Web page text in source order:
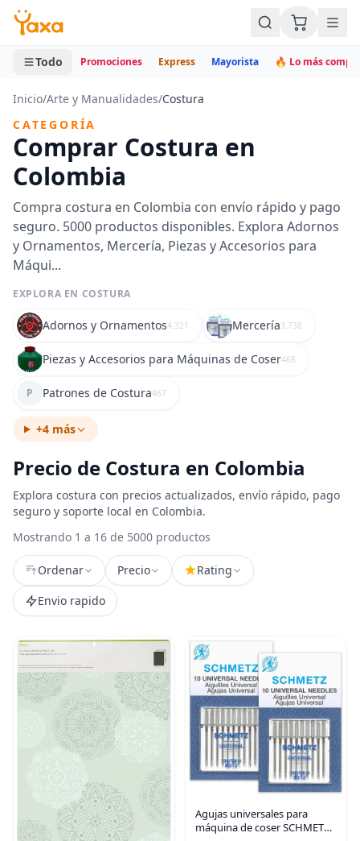
MINI CARRITO
0 productos
Todo Promociones Express Mayorista 🔥 Lo más
Inicio/Arte y Manualidades/Costura
CATEGORÍA
Comprar Costura en
Colombia
Compra costura en Colombia con envío rápido y pago
seguro. 5000 productos disponibles. Explora Adornos
y Ornamentos, Mercería, Piezas y Accesorios para
Máqui...
EXPLORA EN COSTURA
Adornos y Ornamentos4.321 Mercería3.738
Piezas y Accesorios para Máquinas de Coser468
P Patrones de Costura467
+4 más
Precio de Costura en Colombia
Explora costura con precios actualizados, envío rápido, pago
seguro y soporte local en Colombia.
Mostrando 1 a 16 de 5000 productos
Ordenar Precio
Rating
Envio rapido
Agujas universales para
máquina de coser SCHMETZ -